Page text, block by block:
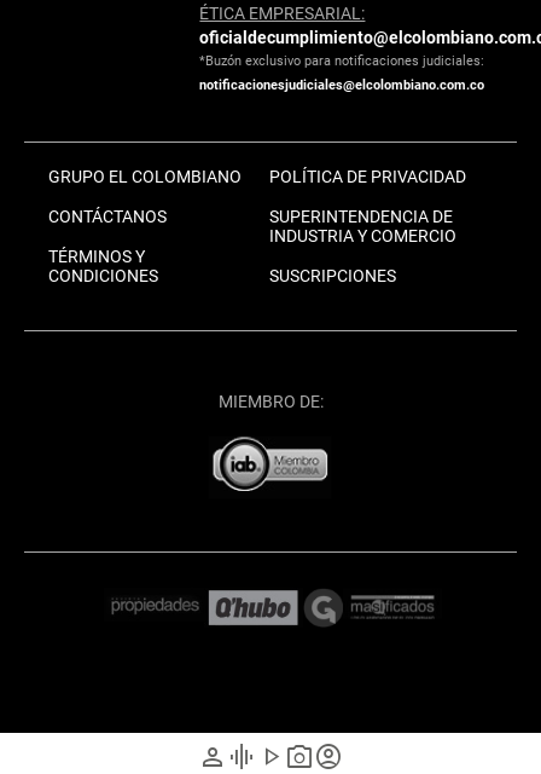
person graphic_eq play_arrow photo_cameraaccount_circle
ÉTICA EMPRESARIAL:
*Buzón exclusivo para notificaciones judiciales:
notificacionesjudiciales@elcolombiano.com.co
GRUPO EL COLOMBIANO
CONTÁCTANOS
TÉRMINOS Y
CONDICIONES
POLÍTICA DE PRIVACIDAD
SUPERINTENDENCIA DE
INDUSTRIA Y COMERCIO
SUSCRIPCIONES
MIEMBRO DE: